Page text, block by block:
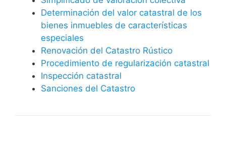
Determinación del valor catastral de los
bienes inmuebles de características
especiales
Renovación del Catastro Rústico
Procedimiento de regularización catastral
Inspección catastral
Sanciones del Catastro